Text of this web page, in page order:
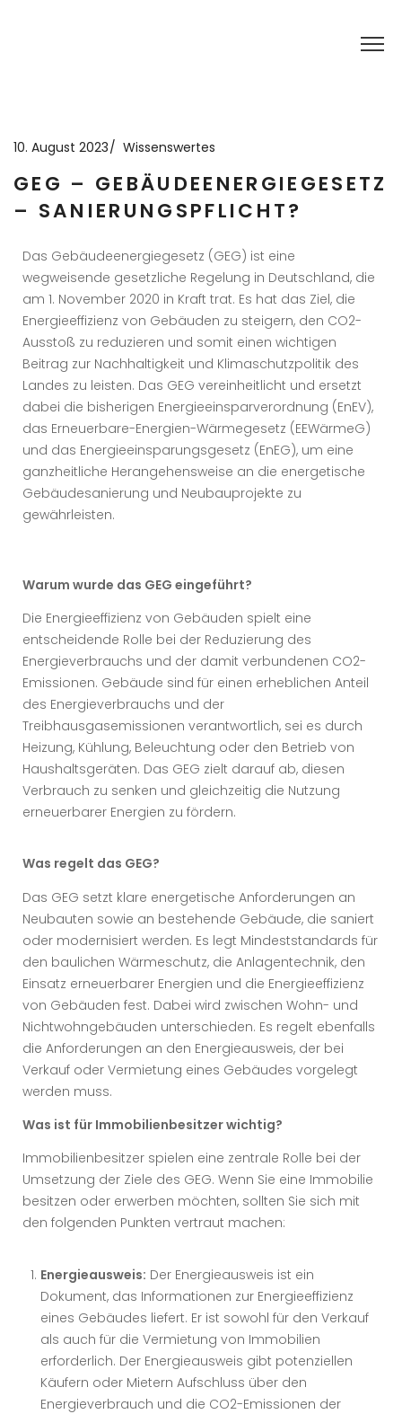
10. August 2023 Wissenswertes
GEG – GEBÄUDEENERGIEGESETZ
– SANIERUNGSPFLICHT?
Das Gebäudeenergiegesetz (GEG) ist eine
wegweisende gesetzliche Regelung in Deutschland, die
am 1. November 2020 in Kraft trat. Es hat das Ziel, die
Energieeffizienz von Gebäuden zu steigern, den CO2-
Ausstoß zu reduzieren und somit einen wichtigen
Beitrag zur Nachhaltigkeit und Klimaschutzpolitik des
Landes zu leisten. Das GEG vereinheitlicht und ersetzt
dabei die bisherigen Energieeinsparverordnung (EnEV),
das Erneuerbare-Energien-Wärmegesetz (EEWärmeG)
und das Energieeinsparungsgesetz (EnEG), um eine
ganzheitliche Herangehensweise an die energetische
Gebäudesanierung und Neubauprojekte zu
gewährleisten.
Warum wurde das GEG eingeführt?
Die Energieeffizienz von Gebäuden spielt eine
entscheidende Rolle bei der Reduzierung des
Energieverbrauchs und der damit verbundenen CO2-
Emissionen. Gebäude sind für einen erheblichen Anteil
des Energieverbrauchs und der
Treibhausgasemissionen verantwortlich, sei es durch
Heizung, Kühlung, Beleuchtung oder den Betrieb von
Haushaltsgeräten. Das GEG zielt darauf ab, diesen
Verbrauch zu senken und gleichzeitig die Nutzung
erneuerbarer Energien zu fördern.
Was regelt das GEG?
Das GEG setzt klare energetische Anforderungen an
Neubauten sowie an bestehende Gebäude, die saniert
oder modernisiert werden. Es legt Mindeststandards für
den baulichen Wärmeschutz, die Anlagentechnik, den
Einsatz erneuerbarer Energien und die Energieeffizienz
von Gebäuden fest. Dabei wird zwischen Wohn- und
Nichtwohngebäuden unterschieden. Es regelt ebenfalls
die Anforderungen an den Energieausweis, der bei
Verkauf oder Vermietung eines Gebäudes vorgelegt
werden muss.
Was ist für Immobilienbesitzer wichtig?
Immobilienbesitzer spielen eine zentrale Rolle bei der
Umsetzung der Ziele des GEG. Wenn Sie eine Immobilie
besitzen oder erwerben möchten, sollten Sie sich mit
den folgenden Punkten vertraut machen:
Energieausweis: Der Energieausweis ist ein
Dokument, das Informationen zur Energieeffizienz
eines Gebäudes liefert. Er ist sowohl für den Verkauf
als auch für die Vermietung von Immobilien
erforderlich. Der Energieausweis gibt potenziellen
Käufern oder Mietern Aufschluss über den
Energieverbrauch und die CO2-Emissionen der